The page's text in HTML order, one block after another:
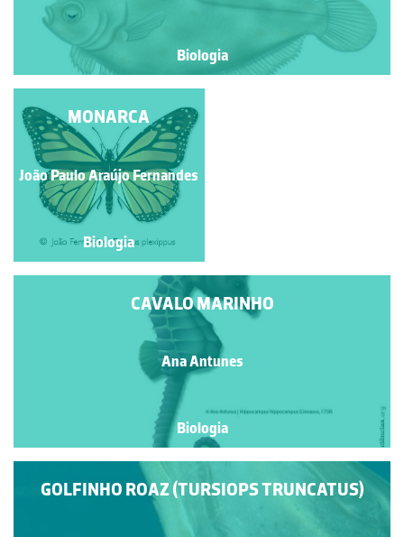
Biologia
SARDÃO
Isabel Gil
Biologia
MONARCA
João Paulo Araújo Fernandes
Biologia
CAVALO MARINHO
Ana Antunes
Biologia
GOLFINHO ROAZ (TURSIOPS TRUNCATUS)